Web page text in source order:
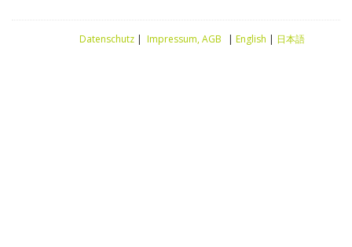
Datenschutz| Impressum, AGB | English | 日本語